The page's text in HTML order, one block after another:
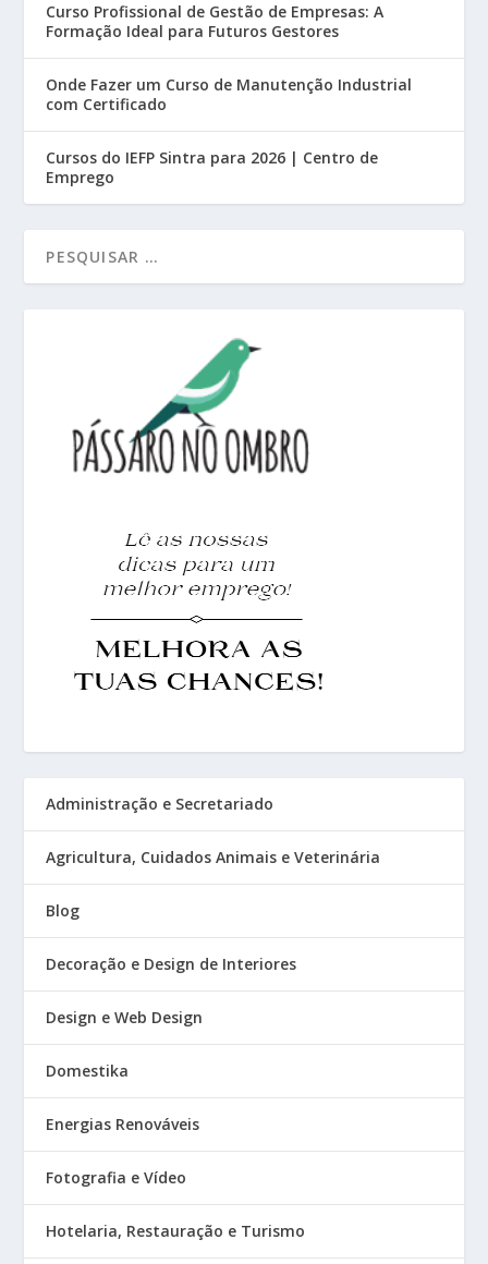
Curso Profissional de Gestão de Empresas: A
Formação Ideal para Futuros Gestores
Onde Fazer um Curso de Manutenção Industrial
com Certificado
Cursos do IEFP Sintra para 2026 | Centro de
Emprego
Administração e Secretariado
Agricultura, Cuidados Animais e Veterinária
Blog
Decoração e Design de Interiores
Design e Web Design
Domestika
Energias Renováveis
Fotografia e Vídeo
Hotelaria, Restauração e Turismo